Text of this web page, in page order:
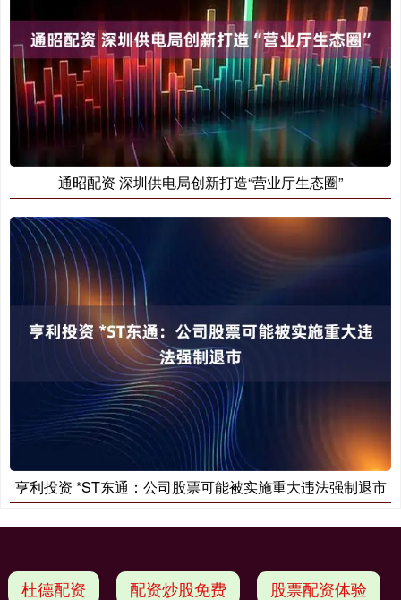
通昭配资 深圳供电局创新打造“营业厅生态圈”
亨利投资 *ST东通：公司股票可能被实施重大违法强制退市
杜德配资 配资炒股免费 股票配资体验